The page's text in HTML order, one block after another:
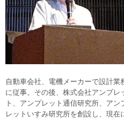
自動車会社、電機メーカーで設計業
に従事。その後、株式会社アンプレ
ト、アンプレット通信研究所、アン
レットいすみ研究所を創設し、現在